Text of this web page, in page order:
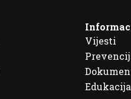
Vijesti
Edukacija